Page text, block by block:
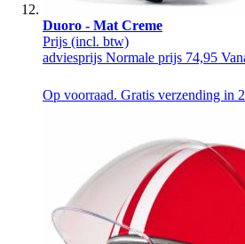
Duoro - Mat Creme
Prijs (incl. btw)
adviesprijs Normale prijs 74,95
Op voorraad. Gratis verzending in